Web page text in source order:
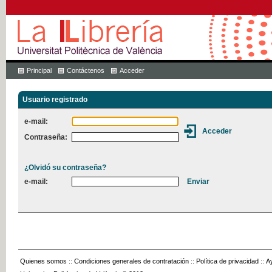
Principal Contáctenos Acceder
Usuario registrado
e-mail:
Contraseña:
¿Olvidó su contraseña?
e-mail:
Quienes somos :: Condiciones generales de contratación :: Política de privacidad ::